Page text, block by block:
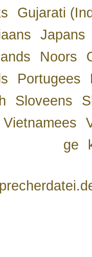
Gujarati
Japans
Noors
Portugees
Sloveens
Vietnamees
ge